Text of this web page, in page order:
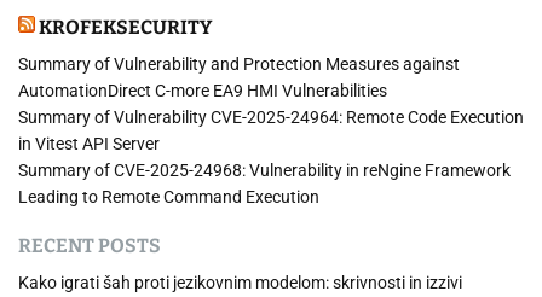
KROFEKSECURITY
Summary of Vulnerability and Protection Measures against
AutomationDirect C-more EA9 HMI Vulnerabilities
Summary of Vulnerability CVE-2025-24964: Remote Code Execution
in Vitest API Server
Summary of CVE-2025-24968: Vulnerability in reNgine Framework
Leading to Remote Command Execution
RECENT POSTS
Kako igrati šah proti jezikovnim modelom: skrivnosti in izzivi